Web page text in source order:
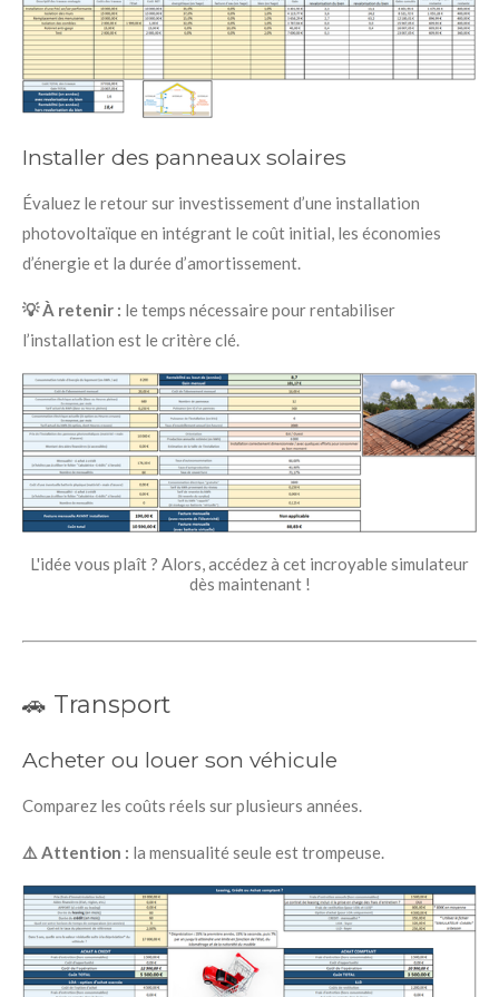
Installer des panneaux solaires
Évaluez le retour sur investissement d’une installation
photovoltaïque en intégrant le coût initial, les économies
d’énergie et la durée d’amortissement.
💡 À retenir : le temps nécessaire pour rentabiliser
l’installation est le critère clé.
L'idée vous plaît ? Alors, accédez à cet incroyable simulateur
dès maintenant !
🚗 Transport
Acheter ou louer son véhicule
Comparez les coûts réels sur plusieurs années.
⚠️ Attention : la mensualité seule est trompeuse.